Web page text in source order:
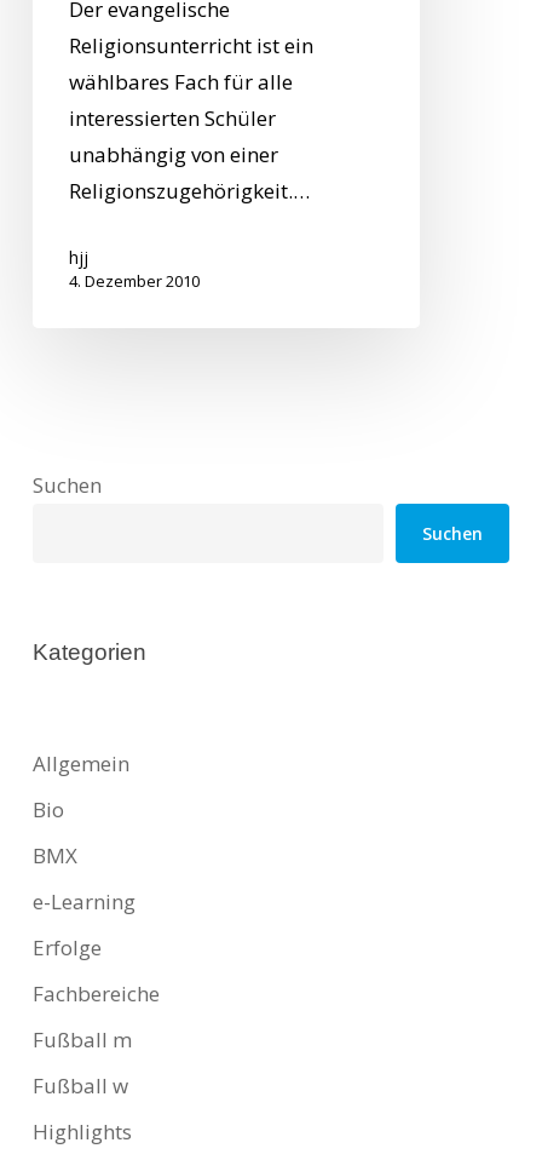
Der evangelische
Religionsunterricht ist ein
wählbares Fach für alle
interessierten Schüler
unabhängig von einer
Religionszugehörigkeit.…
hjj
4. Dezember 2010
Suchen
Suchen
Kategorien
Allgemein
Bio
BMX
e-Learning
Erfolge
Fachbereiche
Fußball m
Fußball w
Highlights